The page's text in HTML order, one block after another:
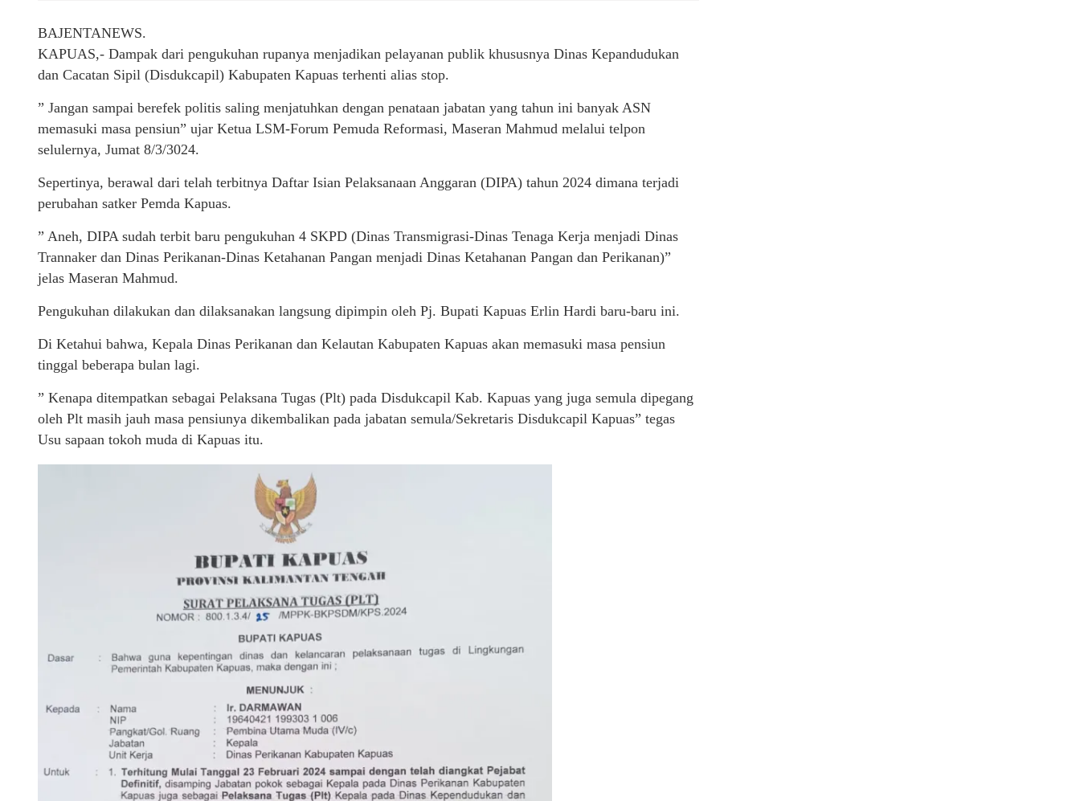
BAJENTANEWS.
KAPUAS,- Dampak dari pengukuhan rupanya menjadikan pelayanan publik khususnya Dinas Kepandudukan
dan Cacatan Sipil (Disdukcapil) Kabupaten Kapuas terhenti alias stop.
” Jangan sampai berefek politis saling menjatuhkan dengan penataan jabatan yang tahun ini banyak ASN
memasuki masa pensiun” ujar Ketua LSM-Forum Pemuda Reformasi, Maseran Mahmud melalui telpon
selulernya, Jumat 8/3/3024.
Sepertinya, berawal dari telah terbitnya Daftar Isian Pelaksanaan Anggaran (DIPA) tahun 2024 dimana terjadi
perubahan satker Pemda Kapuas.
” Aneh, DIPA sudah terbit baru pengukuhan 4 SKPD (Dinas Transmigrasi-Dinas Tenaga Kerja menjadi Dinas
Trannaker dan Dinas Perikanan-Dinas Ketahanan Pangan menjadi Dinas Ketahanan Pangan dan Perikanan)”
jelas Maseran Mahmud.
Pengukuhan dilakukan dan dilaksanakan langsung dipimpin oleh Pj. Bupati Kapuas Erlin Hardi baru-baru ini.
Di Ketahui bahwa, Kepala Dinas Perikanan dan Kelautan Kabupaten Kapuas akan memasuki masa pensiun
tinggal beberapa bulan lagi.
” Kenapa ditempatkan sebagai Pelaksana Tugas (Plt) pada Disdukcapil Kab. Kapuas yang juga semula dipegang
oleh Plt masih jauh masa pensiunya dikembalikan pada jabatan semula/Sekretaris Disdukcapil Kapuas” tegas
Usu sapaan tokoh muda di Kapuas itu.